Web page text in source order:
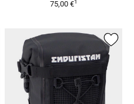
75,00 €1